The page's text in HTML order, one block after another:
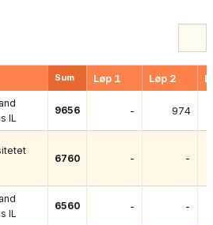
Sum Løp 1 Løp 2
IL
9656 - 974
6760 - -
IL
6560 - -